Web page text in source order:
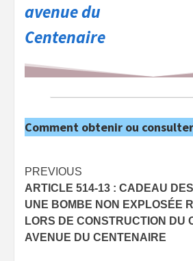
avenue du
Centenaire
Comment obtenir ou
Post
navigation
PREVIOUS
ARTICLE 514-13 : CADEAU
UNE BOMBE NON EXPLOSÉE
LORS DE CONSTRUCTION DU
AVENUE DU CENTENAIRE